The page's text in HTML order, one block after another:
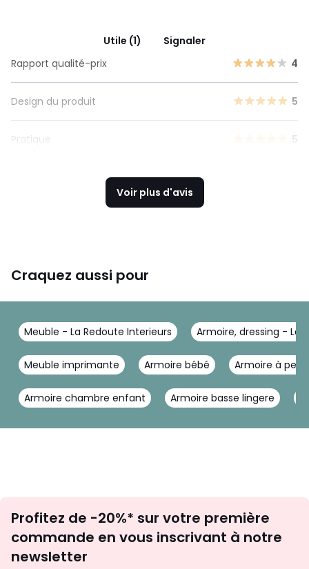
Utile (1)
Signaler
Rapport qualité-prix
4
Design du produit 5
Pratique 5
Voir plus d'avis
Craquez aussi pour
Meuble - La Redoute Interieurs Armoire, dressing - La
Meuble imprimante Armoire bébé Armoire à
Armoire chambre enfant Armoire basse lingere
newsletter
Profitez de -20%* sur votre première
commande en vous inscrivant à notre
newsletter